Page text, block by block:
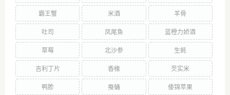
霸王蟹 米酒 羊骨
吐司 凤尾鱼 蓝橙力娇酒
草莓 北沙参 生蚝
吉利丁片 香椽 芡实米
鸭胗 蚕蛹 倭锦苹果